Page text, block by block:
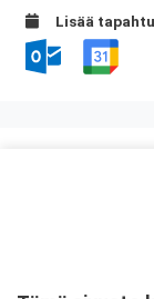
Lisää